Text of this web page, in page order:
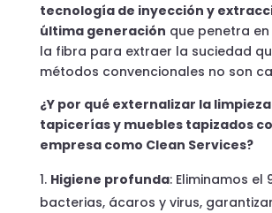
tecnología de inyección y
última generación que penetra
la fibra para extraer la suciedad
métodos convencionales no son
¿Y por qué externalizar la
tapicerías y muebles tapizados
empresa como Clean Services?
Higiene profunda: Eliminamos el
bacterias, ácaros y virus,